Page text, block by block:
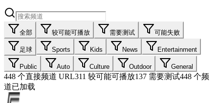
全部 较可能可播放 需要测试 可能失败
足球 Sports Kids News Entertainment
Public Auto Culture Outdoor General
448 个直接频道 URL311 较可能可播放137 需要测试448 个频
道已加载